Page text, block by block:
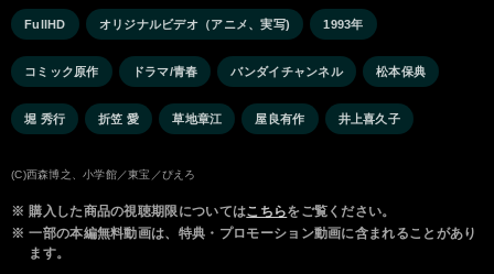
FullHD オリジナルビデオ（アニメ、実写) 1993年
コミック原作 ドラマ/青春 バンダイチャンネル 松本保典
堀 秀行 折笠 愛 草地章江 屋良有作 井上喜久子
(C)西森博之、小学館／東宝／ぴえろ
※ 購入した商品の視聴期限についてはこちらをご覧ください。
※ 一部の本編無料動画は、特典・プロモーション動画に含まれることがあり
ます。